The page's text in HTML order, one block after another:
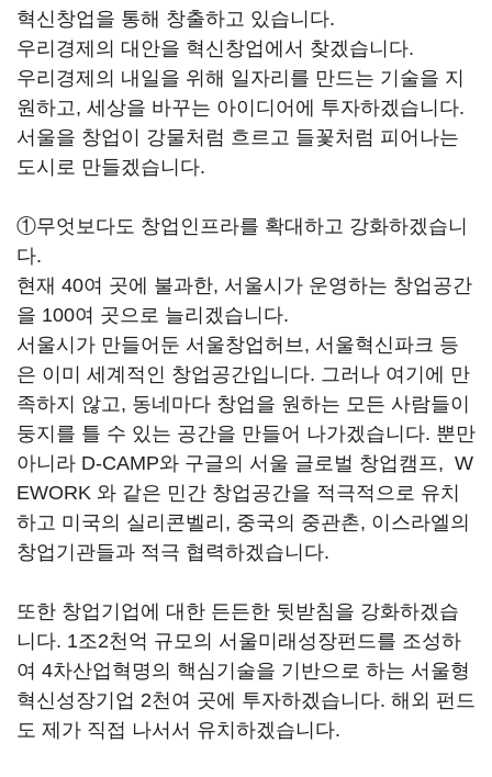
혁신창업을 통해 창출하고 있습니다.
우리경제의 대안을 혁신창업에서 찾겠습니다.
우리경제의 내일을 위해 일자리를 만드는 기술을 지
원하고, 세상을 바꾸는 아이디어에 투자하겠습니다.
서울을 창업이 강물처럼 흐르고 들꽃처럼 피어나는
도시로 만들겠습니다.
①무엇보다도 창업인프라를 확대하고 강화하겠습니
다.
현재 40여 곳에 불과한, 서울시가 운영하는 창업공간
을 100여 곳으로 늘리겠습니다.
서울시가 만들어둔 서울창업허브, 서울혁신파크 등
은 이미 세계적인 창업공간입니다. 그러나 여기에 만
족하지 않고, 동네마다 창업을 원하는 모든 사람들이
둥지를 틀 수 있는 공간을 만들어 나가겠습니다. 뿐만
아니라 D-CAMP와 구글의 서울 글로벌 창업캠프, W
EWORK 와 같은 민간 창업공간을 적극적으로 유치
하고 미국의 실리콘벨리, 중국의 중관촌, 이스라엘의
창업기관들과 적극 협력하겠습니다.
또한 창업기업에 대한 든든한 뒷받침을 강화하겠습
니다. 1조2천억 규모의 서울미래성장펀드를 조성하
여 4차산업혁명의 핵심기술을 기반으로 하는 서울형
혁신성장기업 2천여 곳에 투자하겠습니다. 해외 펀드
도 제가 직접 나서서 유치하겠습니다.